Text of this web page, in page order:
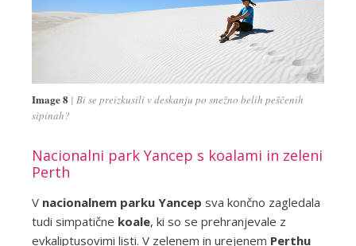
Image 8
Bi se preizkusili v deskanju po snežno belih peščenih
sipinah?
Nacionalni park Yancep s koalami in zeleni
Perth
V nacionalnem parku Yancep sva končno zagledala
tudi simpatične koale, ki so se prehranjevale z
evkaliptusovimi listi. V zelenem in urejenem Perthu